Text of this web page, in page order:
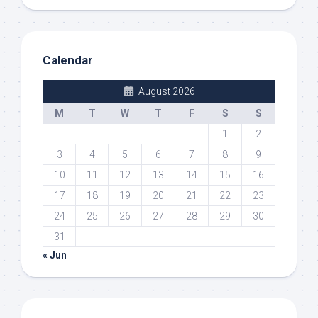
Calendar
August 2026
M
T W T F S
S
1
2
3
4 5 6 7 8
9
10
11 12 13 14 15
16
17
18 19 20 21 22
23
24
25 26 27 28 29
30
31
« Jun